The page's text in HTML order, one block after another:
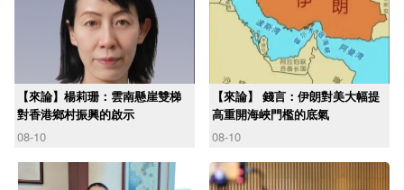
【來論】楊莉珊：雲南懸崖雙梯
對香港鄉村振興的啟示
08-10
【來論】 錢言：伊朗對美大幅提
高重開海峽門檻的底氣
08-10